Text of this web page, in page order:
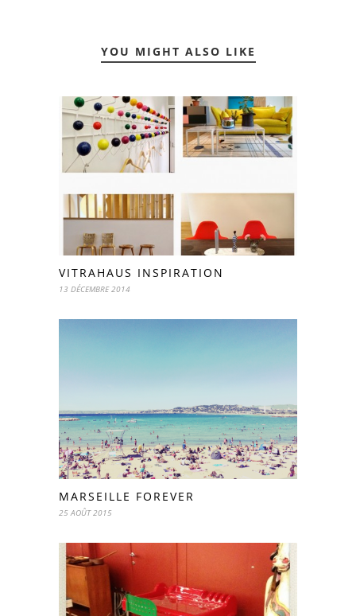
YOU MIGHT ALSO LIKE
VITRAHAUS INSPIRATION
13 DÉCEMBRE 2014
MARSEILLE FOREVER
25 AOÛT 2015